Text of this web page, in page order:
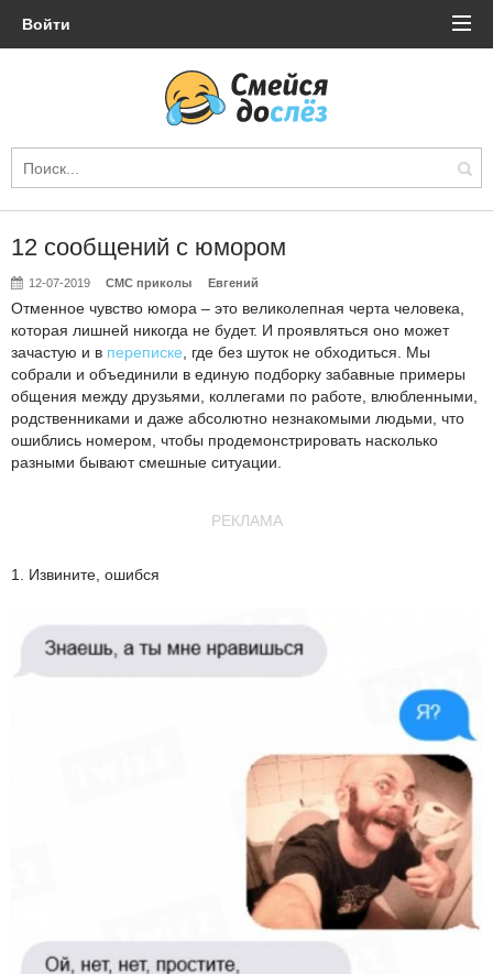
Войти
12 сообщений с юмором
12-07-2019 СМС приколы Евгений
Отменное чувство юмора – это великолепная черта человека,
которая лишней никогда не будет. И проявляться оно может
зачастую и в переписке , где без шуток не обходиться. Мы
собрали и объединили в единую подборку забавные примеры
общения между друзьями, коллегами по работе, влюбленными,
родственниками и даже абсолютно незнакомыми людьми, что
ошиблись номером, чтобы продемонстрировать насколько
разными бывают смешные ситуации.
РЕКЛАМА
1. Извините, ошибся